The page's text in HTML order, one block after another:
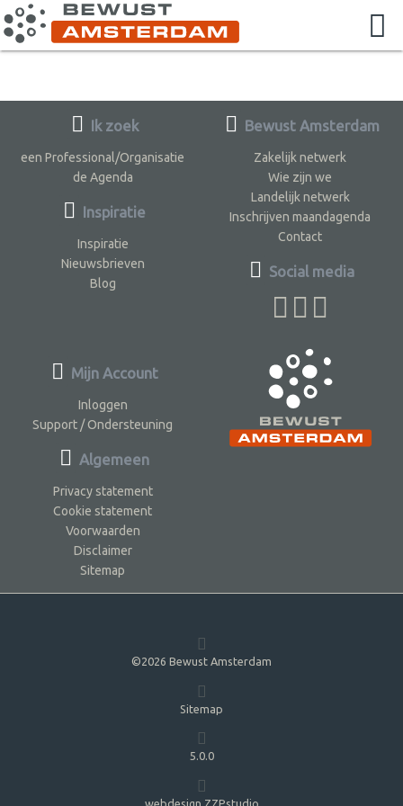
Ik zoek
een Professional/Organisatie
de Agenda
Inspiratie
Inspiratie
Nieuwsbrieven
Blog
Bewust Amsterdam
Zakelijk netwerk
Wie zijn we
Landelijk netwerk
Inschrijven maandagenda
Contact
Social media
Mijn Account
Inloggen
Support / Ondersteuning
Algemeen
Privacy statement
Cookie statement
Voorwaarden
Disclaimer
Sitemap
©2026 Bewust Amsterdam
Sitemap
5.0.0
webdesign ZZPstudio